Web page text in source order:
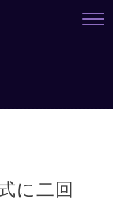
に二回